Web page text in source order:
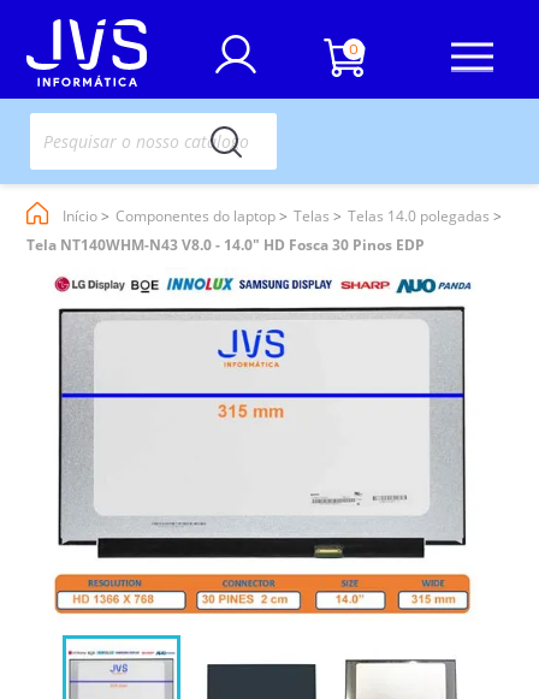
0
Início Componentes do laptop Telas
Telas 14.0 polegadas
Tela NT140WHM-N43 V8.0 - 14.0" HD Fosca 30 Pinos EDP